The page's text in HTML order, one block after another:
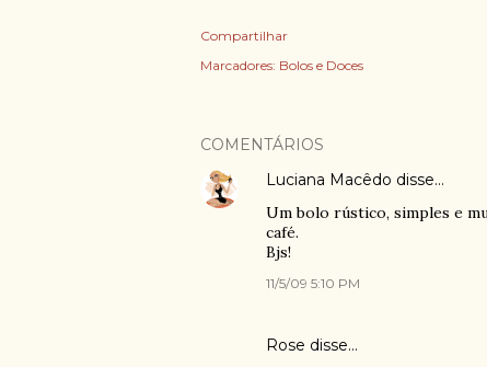
Compartilhar
Marcadores: Bolos e Doces
COMENTÁRIOS
Luciana Macêdo disse…
Um bolo rústico, simples e
café.
Bjs!
11/5/09 5:10 PM
Rose disse…